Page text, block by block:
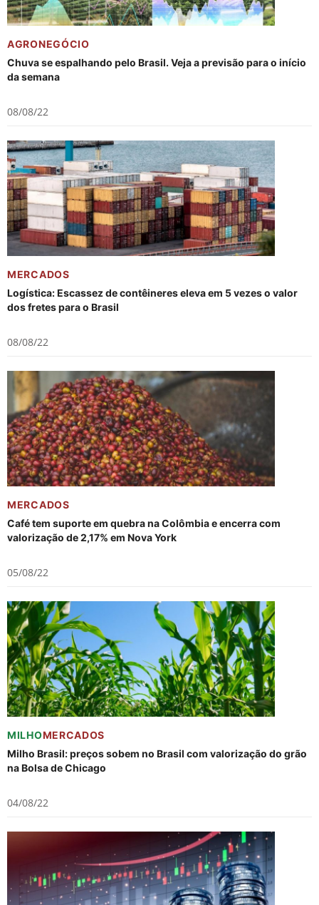
AGRONEGÓCIO
Chuva se espalhando pelo Brasil. Veja a previsão para o início
da semana
08/08/22
MERCADOS
Logística: Escassez de contêineres eleva em 5 vezes o valor
dos fretes para o Brasil
08/08/22
MERCADOS
Café tem suporte em quebra na Colômbia e encerra com
valorização de 2,17% em Nova York
05/08/22
MILHOMERCADOS
Milho Brasil: preços sobem no Brasil com valorização do grão
na Bolsa de Chicago
04/08/22